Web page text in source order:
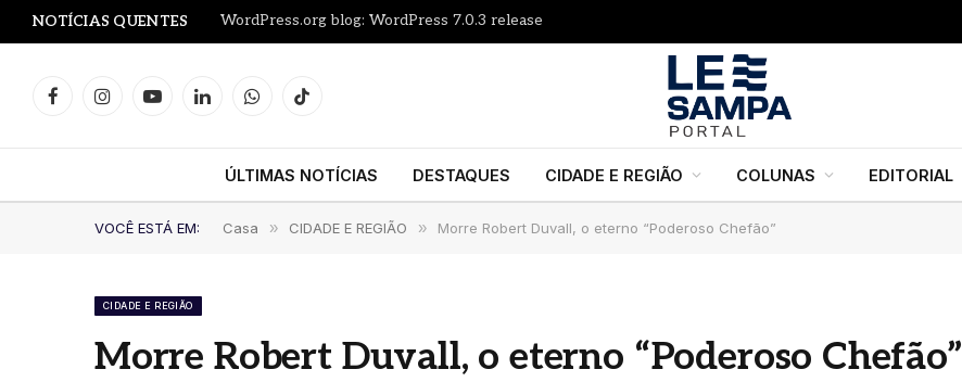
NOTÍCIAS QUENTES WordPress.org blog: WordPress 7.0.3 release
FacebookInstagramYouTubeLinkedInWhatsAppTikTok
ÚLTIMAS NOTÍCIAS DESTAQUES CIDADE E REGIÃO COLUNAS EDITORIAL
VOCÊ ESTÁ EM: Casa » CIDADE E REGIÃO » Morre Robert Duvall, o eterno “Poderoso Chefão”
CIDADE E REGIÃO
Morre Robert Duvall, o eterno “Poderoso Chefão”